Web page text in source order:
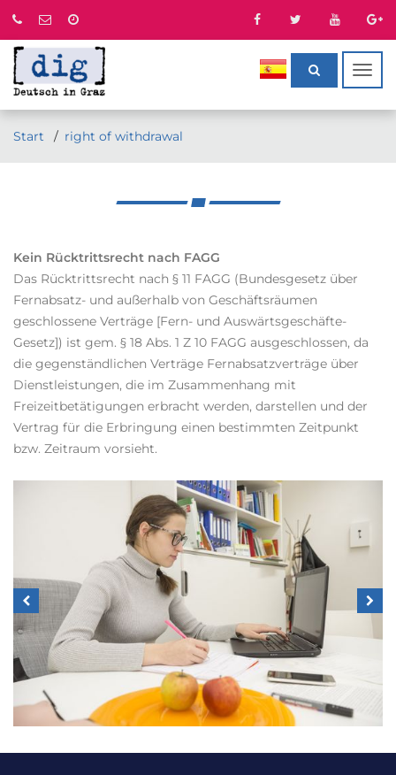
Start right of withdrawal
Kein Rücktrittsrecht nach FAGG
Das Rücktrittsrecht nach § 11 FAGG (Bundesgesetz über
Fernabsatz- und außerhalb von Geschäftsräumen
geschlossene Verträge [Fern- und Auswärtsgeschäfte-
Gesetz]) ist gem. § 18 Abs. 1 Z 10 FAGG ausgeschlossen, da
die gegenständlichen Verträge Fernabsatzverträge über
Dienstleistungen, die im Zusammenhang mit
Freizeitbetätigungen erbracht werden, darstellen und der
Vertrag für die Erbringung einen bestimmten Zeitpunkt
bzw. Zeitraum vorsieht.